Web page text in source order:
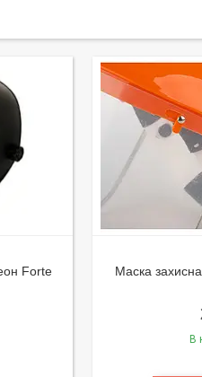
Forte
Маска
В